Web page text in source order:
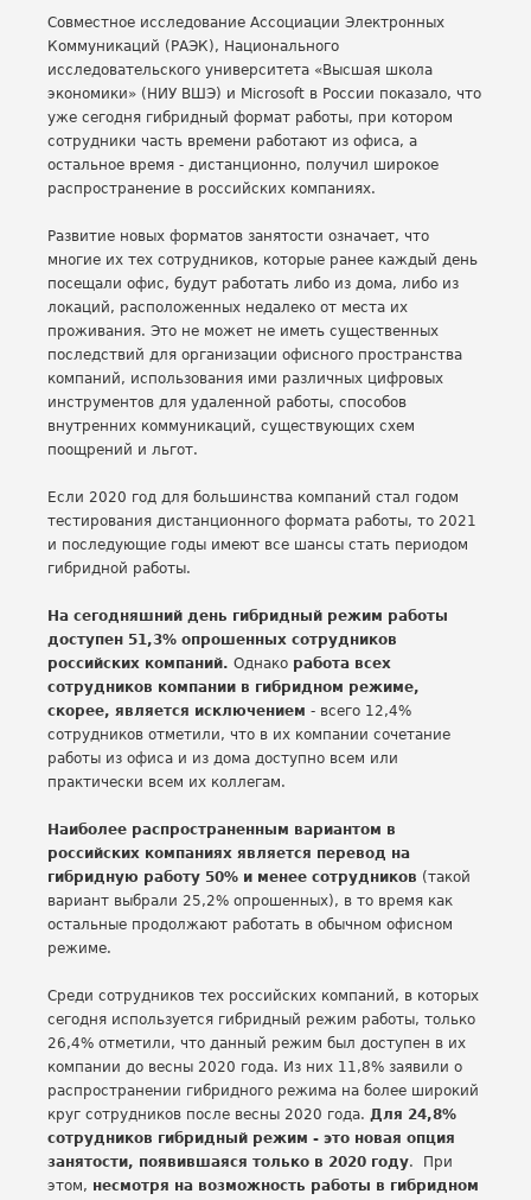
Совместное исследование Ассоциации Электронных
Коммуникаций (РАЭК), Национального
исследовательского университета «Высшая школа
экономики» (НИУ ВШЭ) и Microsoft в России показало, что
уже сегодня гибридный формат работы, при котором
сотрудники часть времени работают из офиса, а
остальное время - дистанционно, получил широкое
распространение в российских компаниях.
Развитие новых форматов занятости означает, что
многие их тех сотрудников, которые ранее каждый день
посещали офис, будут работать либо из дома, либо из
локаций, расположенных недалеко от места их
проживания. Это не может не иметь существенных
последствий для организации офисного пространства
компаний, использования ими различных цифровых
инструментов для удаленной работы, способов
внутренних коммуникаций, существующих схем
поощрений и льгот.
Если 2020 год для большинства компаний стал годом
тестирования дистанционного формата работы, то 2021
и последующие годы имеют все шансы стать периодом
гибридной работы.
На сегодняшний день гибридный режим работы
доступен 51,3% опрошенных сотрудников
российских компаний. Однако работа всех
сотрудников компании в гибридном режиме,
скорее, является исключением - всего 12,4%
сотрудников отметили, что в их компании сочетание
работы из офиса и из дома доступно всем или
практически всем их коллегам.
Наиболее распространенным вариантом в
российских компаниях является перевод на
гибридную работу 50% и менее сотрудников (такой
вариант выбрали 25,2% опрошенных), в то время как
остальные продолжают работать в обычном офисном
режиме.
Среди сотрудников тех российских компаний, в которых
сегодня используется гибридный режим работы, только
26,4% отметили, что данный режим был доступен в их
компании до весны 2020 года. Из них 11,8% заявили о
распространении гибридного режима на более широкий
круг сотрудников после весны 2020 года. Для 24,8%
сотрудников гибридный режим - это новая опция
занятости, появившаяся только в 2020 году. При
этом, несмотря на возможность работы в гибридном